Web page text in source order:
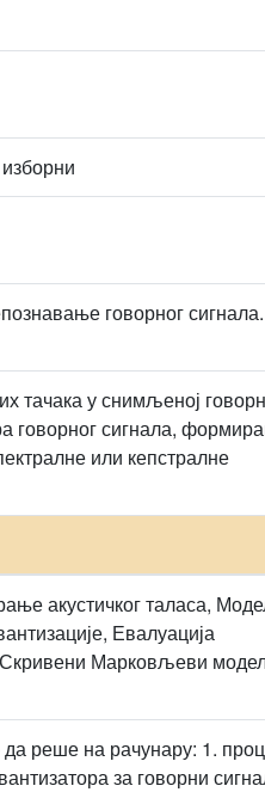
изборни
говорног сигнала.
тачака у снимљеној
говорног сигнала,
или кепстралне
акустичког таласа,
Евалуација
Скривени Марковљеви
да реше на рачунару: 1.
за говорни